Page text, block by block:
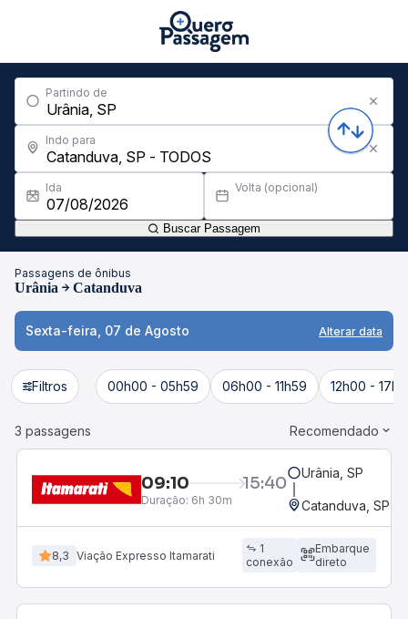
Partindo de
Indo para
Ida Volta (opcional)
Buscar Passagem
Passagens de ônibus
Urânia Catanduva
Sexta-feira, 07 de Agosto Alterar data
Filtros 00h00 - 05h59 06h00 - 11h59 12h00 -
3 passagens Recomendado
09:10 15:40
Duração: 6h 30m
Urânia, SP
Catanduva, SP -
8,3 Viação Expresso Itamarati
1
conexão
Embarque
direto